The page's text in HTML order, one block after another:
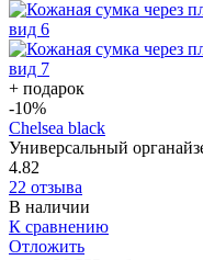
+ подарок
-10%
Chelsea black
Универсальный
4.82
22 отзыва
В наличии
К сравнению
Отложить